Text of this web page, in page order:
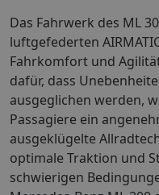
Das Fahrwerk des ML
luftgefederten
Fahrkomfort und
dafür, dass
ausgeglichen werden,
Passagiere ein
ausgeklügelte
optimale Traktion und
schwierigen